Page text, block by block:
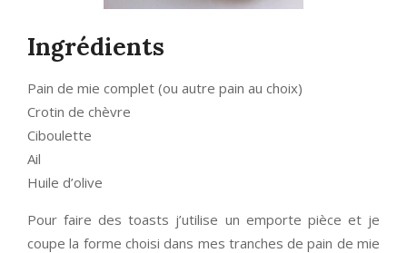
Ingrédients
Pain de mie complet (ou autre pain au choix)
Crotin de chèvre
Ciboulette
Ail
Huile d’olive
Pour faire des toasts j’utilise un emporte pièce et je
coupe la forme choisi dans mes tranches de pain de mie